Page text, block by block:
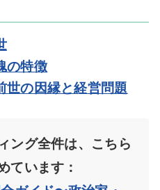
の特徴
世の因縁と経営問題
ング全件は、こちら
ています：